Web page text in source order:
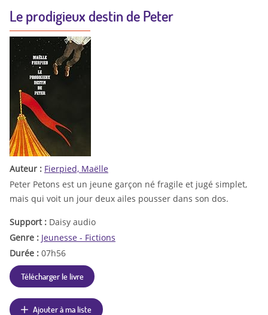
Le prodigieux destin de Peter
Auteur : Fierpied, Maëlle
Peter Petons est un jeune garçon né fragile et jugé simplet,
mais qui voit un jour deux ailes pousser dans son dos.
Support : Daisy audio
Genre : Jeunesse - Fictions
Durée : 07h56
Télécharger le livre
Ajouter à ma liste